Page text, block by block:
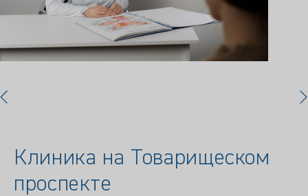
Клиника на Товарищеском
проспекте